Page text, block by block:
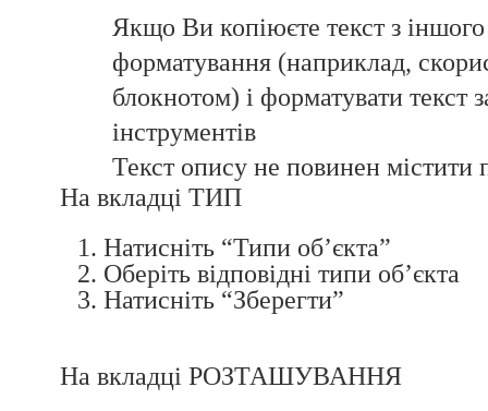
Якщо Ви копіюєте текст з
форматування (наприклад,
блокнотом) і форматувати текст
інструментів
Текст опису не повинен містити
На вкладці ТИП
Натисніть “Типи об’єкта”
Оберіть відповідні типи об’єкта
Натисніть “Зберегти”
На вкладці РОЗТАШУВАННЯ